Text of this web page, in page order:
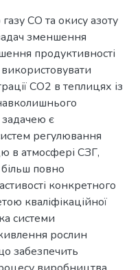
СО та окису азоту
зменшення
продуктивності
СО2 в теплицях із
є
регулювання
в атмосфері СЗГ,
повно
конкретного
кваліфікаційної
системи
рослин
забезпечить